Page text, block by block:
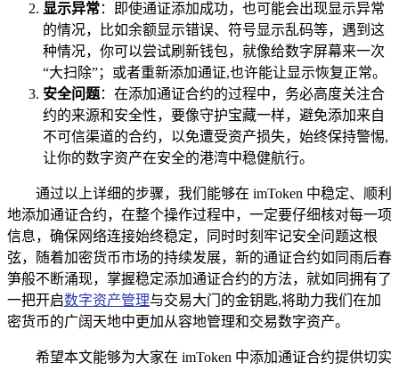
显示异常：即使通证添加成功，也可能会出现显示异常
的情况，比如余额显示错误、符号显示乱码等，遇到这
种情况，你可以尝试刷新钱包，就像给数字屏幕来一次
“大扫除”；或者重新添加通证,也许能让显示恢复正常。
安全问题：在添加通证合约的过程中，务必高度关注合
约的来源和安全性，要像守护宝藏一样，避免添加来自
不可信渠道的合约，以免遭受资产损失，始终保持警惕,
让你的数字资产在安全的港湾中稳健航行。
通过以上详细的步骤，我们能够在 imToken 中稳定、顺利
地添加通证合约，在整个操作过程中，一定要仔细核对每一项
信息，确保网络连接始终稳定，同时时刻牢记安全问题这根
弦，随着加密货币市场的持续发展，新的通证合约如同雨后春
笋般不断涌现，掌握稳定添加通证合约的方法，就如同拥有了
一把开启数字资产管理与交易大门的金钥匙,将助力我们在加
密货币的广阔天地中更加从容地管理和交易数字资产。
希望本文能够为大家在 imToken 中添加通证合约提供切实